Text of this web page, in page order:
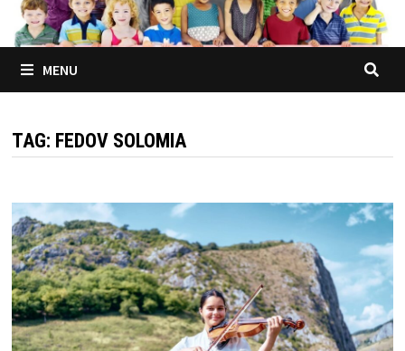
MENU
TAG: FEDOV SOLOMIA